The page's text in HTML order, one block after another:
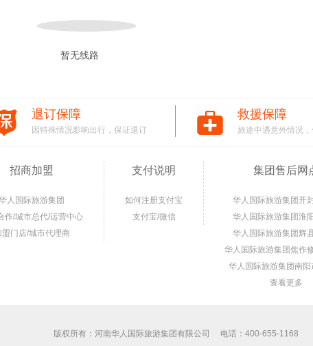
暂无线路
退订保障
因特殊情况影响出行，保证退订
救援保障
旅途中遇意外情况
招商加盟
人国际旅游集团
作/城市总代/运营中心
盟门店/城市代理商
支付说明
如何注册支付宝
支付宝/微信
集团售后网
华人国际旅游集团开
华人国际旅游集团淮
华人国际旅游集团辉
华人国际旅游集团焦作
华人国际旅游集团南阳
查看更多
版权所有：河南华人国际旅游集团有限公司 电话：400-655-1168